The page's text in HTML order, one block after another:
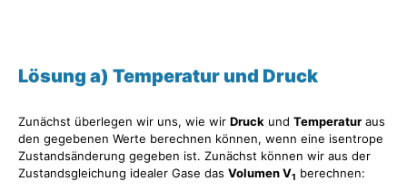
Lösung a) Temperatur und Druck
Zunächst überlegen wir uns, wie wir Druck und Temperatur aus
den gegebenen Werte berechnen können, wenn eine isentrope
Zustandsänderung gegeben ist. Zunächst können wir aus der
Zustandsgleichung idealer Gase das Volumen V1 berechnen: